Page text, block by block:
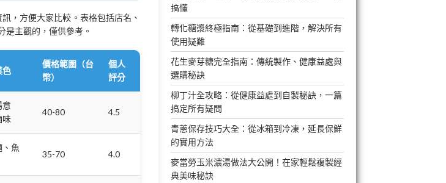
，方便大家比較。表格包括店名、
是主觀的，僅供參考。
色
價格範圍（台
幣）
個人
評分
意
味
40-80 4.5
魚
35-70 4.0
搞懂
轉化糖漿終極指南：從基礎到進階，解決所有
使用疑難
花生麥芽糖完全指南：傳統製作、健康益處與
選購秘訣
柳丁汁全攻略：從健康益處到自製秘訣，一篇
搞定所有疑問
青蔥保存技巧大全：從冰箱到冷凍，延長保鮮
的實用方法
麥當勞玉米濃湯做法大公開！在家輕鬆複製經
典美味秘訣